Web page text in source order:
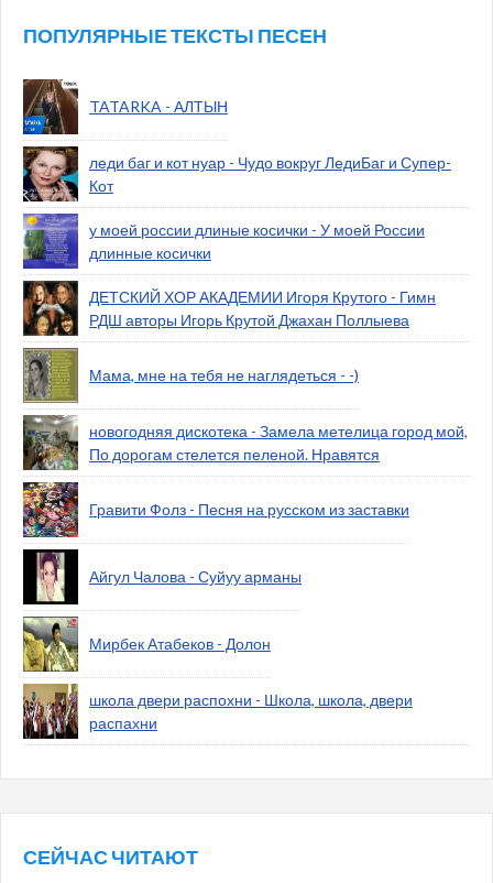
ПОПУЛЯРНЫЕ ТЕКСТЫ ПЕСЕН
TATARKA - АЛТЫН
леди баг и кот нуар - Чудо вокруг ЛедиБаг и Супер-
Кот
у моей россии длиные косички - У моей России
длинные косички
ДЕТСКИЙ ХОР АКАДЕМИИ Игоря Крутого - Гимн
РДШ авторы Игорь Крутой Джахан Поллыева
Мама, мне на тебя не наглядеться - -)
новогодняя дискотека - Замела метелица город мой,
По дорогам стелется пеленой. Нравятся
Гравити Фолз - Песня на русском из заставки
Айгул Чалова - Суйуу арманы
Мирбек Атабеков - Долон
школа двери распохни - Школа, школа, двери
распахни
СЕЙЧАС ЧИТАЮТ